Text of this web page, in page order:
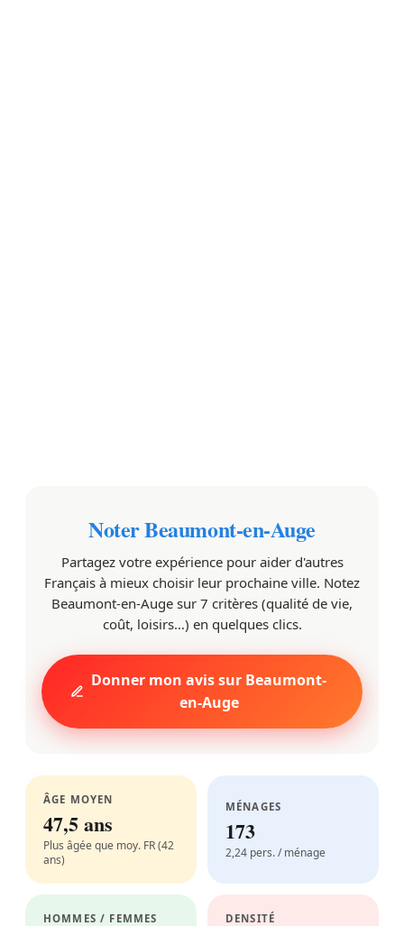
Noter Beaumont-en-Auge
Partagez votre expérience pour aider d'autres
Français à mieux choisir leur prochaine ville. Notez
Beaumont-en-Auge sur 7 critères (qualité de vie,
coût, loisirs…) en quelques clics.
Donner mon avis sur Beaumont-
en-Auge
ÂGE MOYEN
47,5 ans
Plus âgée que moy. FR (42
ans)
MÉNAGES
173
2,24 pers. / ménage
HOMMES / FEMMES DENSITÉ